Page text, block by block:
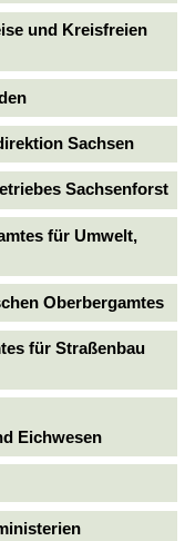
und Kreisfreien
Sachsen
Sachsenforst
für Umwelt,
Oberbergamtes
für Straßenbau
Eichwesen